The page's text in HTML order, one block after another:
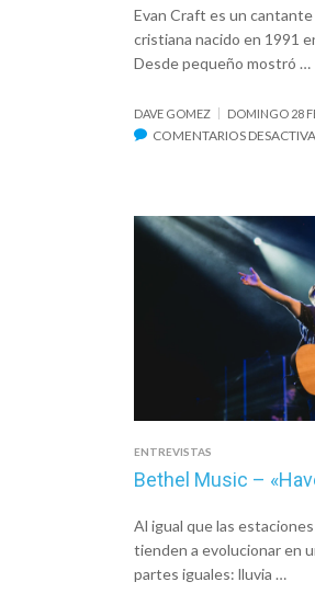
Evan Craft es un
cristiana nacido en 1991
Desde pequeño mostró …
DAVE GOMEZ DOMINGO 28
COMENTARIOS
ENTREVISTAS
Bethel Music –
Al igual que las
tienden a evolucionar en
partes iguales: lluvia …